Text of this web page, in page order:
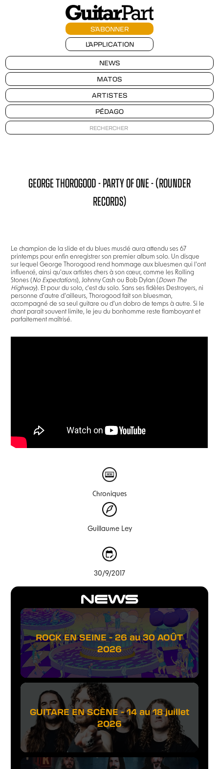
S'ABONNER
L'APPLICATION
NEWS
MATOS
ARTISTES
PÉDAGO
NEWS
ROCK EN SEINE - 26 au 30 AOÛT
2026
GUITARE EN SCÈNE - 14 au 18 juillet
2026
GEORGE THOROGOOD - PARTY OF ONE - (ROUNDER
RECORDS)
Le champion de la slide et du blues musclé aura attendu ses 67
printemps pour enfin enregistrer son premier album solo. Un disque
sur lequel George Thorogood rend hommage aux bluesmen qui l'ont
influencé, ainsi qu'aux artistes chers à son cœur, comme les Rolling
Stones (No Expectations), Johnny Cash ou Bob Dylan (Down The
Highway). Et pour du solo, c'est du solo. Sans ses fidèles Destroyers, ni
personne d'autre d'ailleurs, Thorogood fait son bluesman,
accompagné de sa seul guitare ou d'un dobro de temps à autre. Si le
chant parait souvent limite, le jeu du bonhomme reste flamboyant et
parfaitement maîtrisé.
Chroniques
Guillaume Ley
30/9/2017